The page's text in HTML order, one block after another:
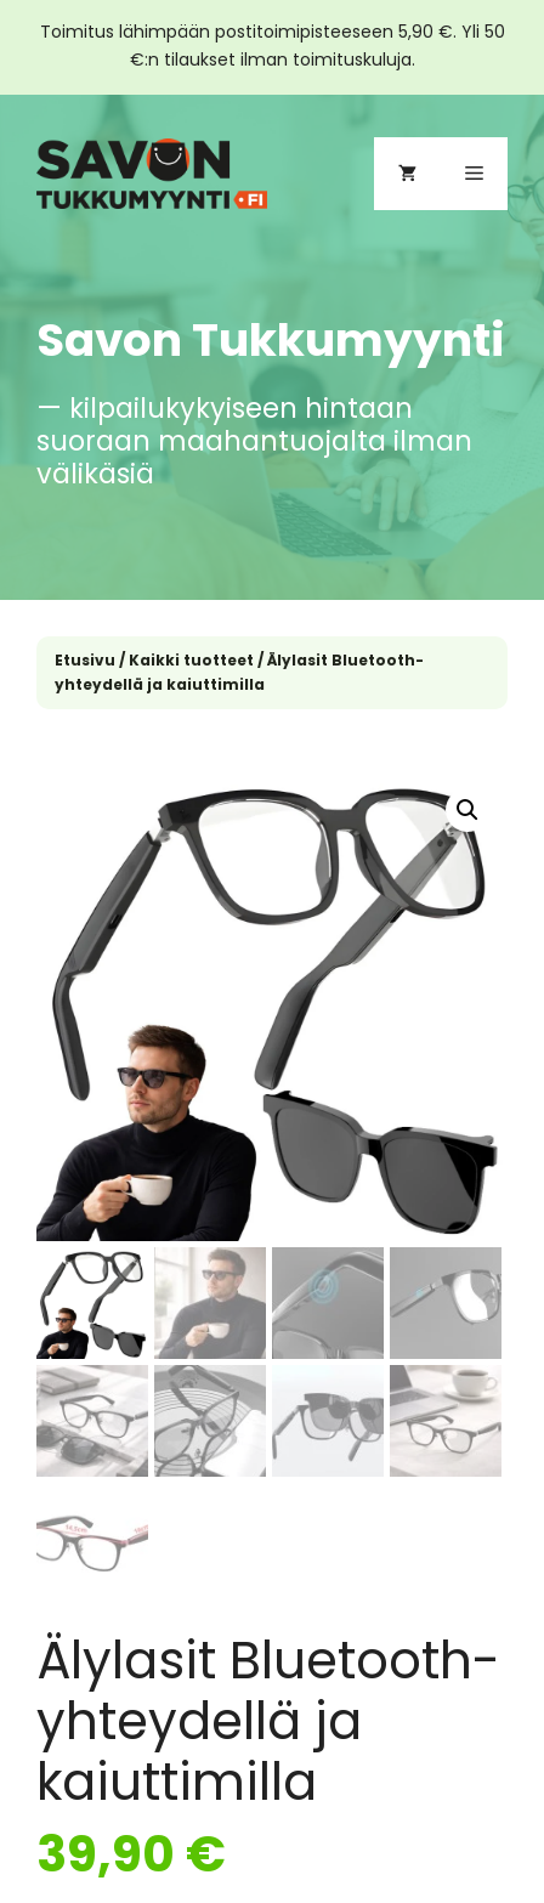
Toimitus lähimpään postitoimipisteeseen 5,90 €. Yli 50
€:n tilaukset ilman toimituskuluja.
sisältöön
Valikko
Savon Tukkumyynti
— kilpailukykyiseen hintaan
suoraan maahantuojalta ilman
välikäsiä
Etusivu / Kaikki tuotteet / Älylasit Bluetooth-
yhteydellä ja kaiuttimilla
Älylasit Bluetooth-
yhteydellä ja
kaiuttimilla
39,90 €